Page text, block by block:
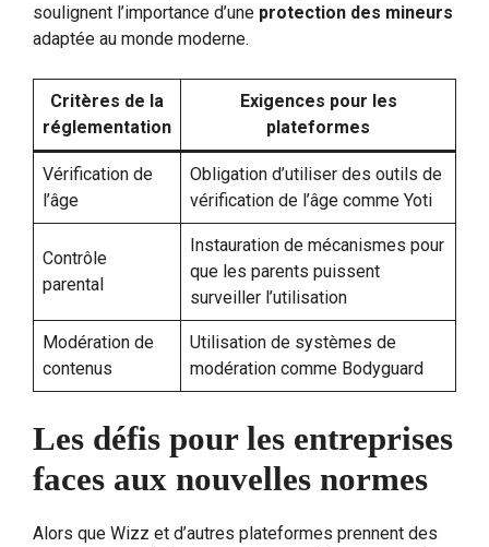
soulignent l’importance d’une protection des mineurs
adaptée au monde moderne.
Critères de la
réglementation
Exigences pour les
plateformes
Vérification de
l’âge
Obligation d’utiliser des outils de
vérification de l’âge comme Yoti
Contrôle
parental
Instauration de mécanismes pour
que les parents puissent
surveiller l’utilisation
Modération de
contenus
Utilisation de systèmes de
modération comme Bodyguard
Les défis pour les entreprises
faces aux nouvelles normes
Alors que Wizz et d’autres plateformes prennent des